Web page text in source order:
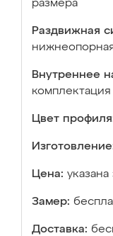
размера
Раздвижная
Внутреннее
комплектация
Цвет
Цена:
Замер:
Доставка: